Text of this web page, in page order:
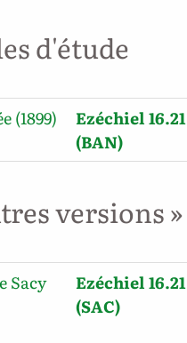
d'étude
(1899)
Ezéchiel 16.21
(BAN)
versions »
Sacy
Ezéchiel 16.21
(SAC)